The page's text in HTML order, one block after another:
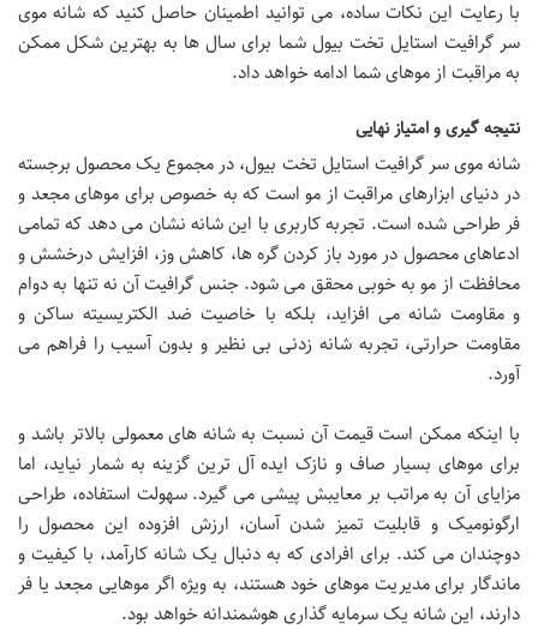
با رعایت این نکات ساده، می توانید اطمینان حاصل کنید که شانه موی
سر گرافیت استایل تخت بیول شما برای سال ها به بهترین شکل ممکن
به مراقبت از موهای شما ادامه خواهد داد.
نتیجه گیری و امتیاز نهایی
شانه موی سر گرافیت استایل تخت بیول، در مجموع یک محصول برجسته
در دنیای ابزارهای مراقبت از مو است که به خصوص برای موهای مجعد و
فر طراحی شده است. تجربه کاربری با این شانه نشان می دهد که تمامی
ادعاهای محصول در مورد باز کردن گره ها، کاهش وز، افزایش درخشش و
محافظت از مو به خوبی محقق می شود. جنس گرافیت آن نه تنها به دوام
و مقاومت شانه می افزاید، بلکه با خاصیت ضد الکتریسیته ساکن و
مقاومت حرارتی، تجربه شانه زدنی بی نظیر و بدون آسیب را فراهم می
آورد.
با اینکه ممکن است قیمت آن نسبت به شانه های معمولی بالاتر باشد و
برای موهای بسیار صاف و نازک ایده آل ترین گزینه به شمار نیاید، اما
مزایای آن به مراتب بر معایبش پیشی می گیرد. سهولت استفاده، طراحی
ارگونومیک و قابلیت تمیز شدن آسان، ارزش افزوده این محصول را
دوچندان می کند. برای افرادی که به دنبال یک شانه کارآمد، با کیفیت و
ماندگار برای مدیریت موهای خود هستند، به ویژه اگر موهایی مجعد یا فر
دارند، این شانه یک سرمایه گذاری هوشمندانه خواهد بود.